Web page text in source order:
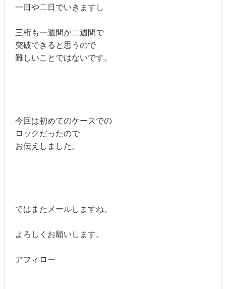
一日や二日でいきますし
三桁も一週間か二週間で
突破できると思うので
難しいことではないです。
今回は初めてのケースでの
ロックだったので
お伝えしました。
ではまたメールしますね。
よろしくお願いします。
アフィロー